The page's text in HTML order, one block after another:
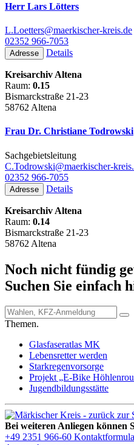
Herr Lars Lötters
L.Loetters@maerkischer-kreis.de
02352 966-7053
Adresse Details
Kreisarchiv Altena
Raum: 0.15
Bismarckstraße 21-23
58762 Altena
Frau Dr. Christiane Todrowski
Sachgebietsleitung
C.Todrowski@maerkischer-
02352 966-7055
Adresse Details
Kreisarchiv Altena
Raum: 0.14
Bismarckstraße 21-23
58762 Altena
Noch nicht fündig
Suchen Sie einfach
Themen.
Glasfaseratlas MK
Lebensretter werden
Starkregenvorsorge
Projekt „E-Bike
Jugendbildungsstätte
Bei weiteren Anliegen können
+49 2351 966-60